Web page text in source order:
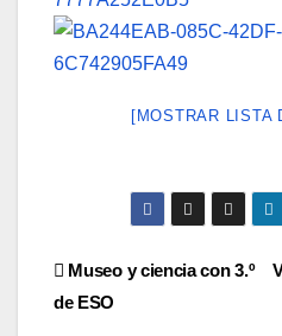
[MOSTRAR LISTA
Navegación
Museo y ciencia con 3.º
de ESO